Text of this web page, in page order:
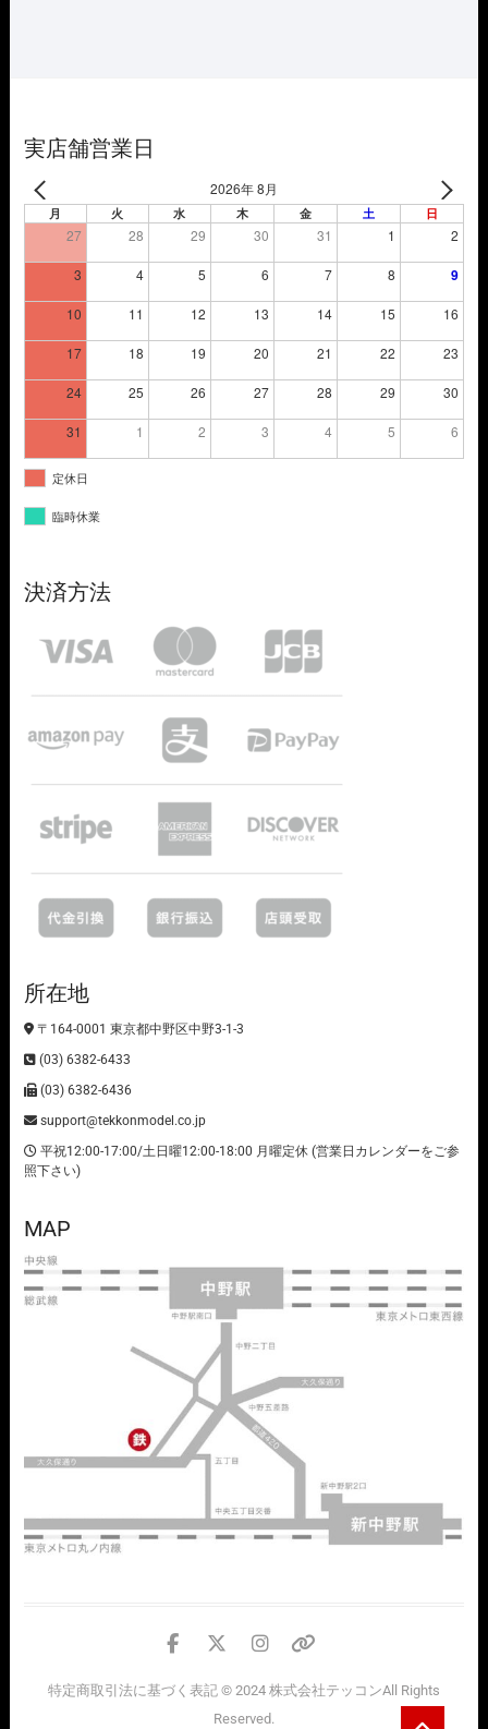
実店舗営業日
2026年 8月
月 火 水 木 金 土 日
27 28 29 30 31 1 2
3 4 5 6 7 8 9
10 11 12 13 14 15 16
17 18 19 20 21 22 23
24 25 26 27 28 29 30
31 1 2 3 4 5 6
定休日
臨時休業
決済方法
所在地
〒164-0001 東京都中野区中野3-1-3
(03) 6382-6433
(03) 6382-6436
support@tekkonmodel.co.jp
平祝12:00-17:00/土日曜12:00-18:00 月曜定休 (営業日カレンダーをご参
照下さい)
MAP
facebook
twitter
instagram
情
特定商取引法に基づく表記© 2024 株式会社テッコンAll Rights
Reserved.